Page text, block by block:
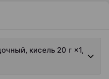
кисель 20 г ×1,